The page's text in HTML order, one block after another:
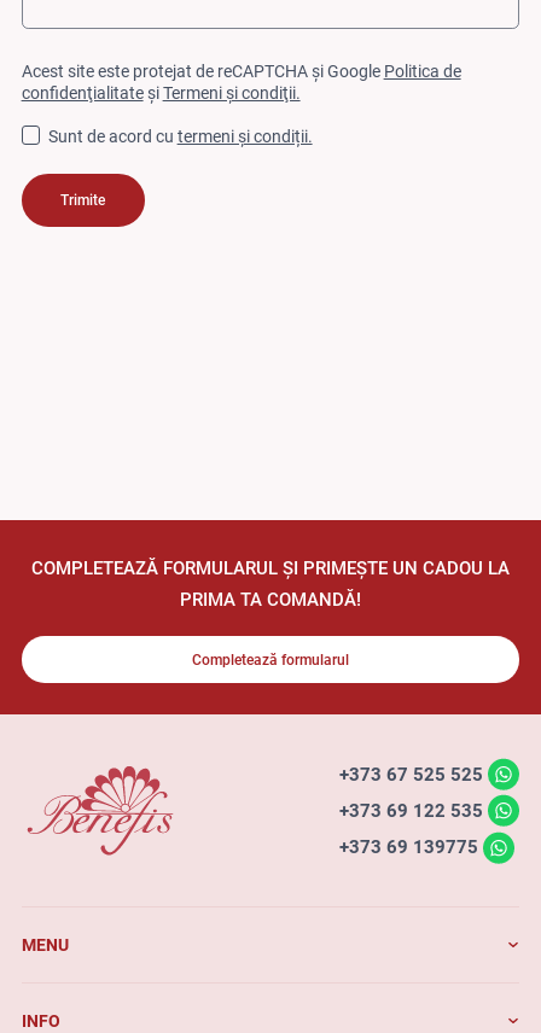
Acest site este protejat de reCAPTCHA și Google Politica de
confidenţialitateşiTermeni şi condiţii.
Sunt de acord cu termeni și condiții.
Trimite
COMPLETEAZĂ FORMULARUL ȘI PRIMEȘTE UN CADOU LA
PRIMA TA COMANDĂ!
Completează formularul
+373 67 525 525
+373 69 122 535
+373 69 139775
MENU
INFO